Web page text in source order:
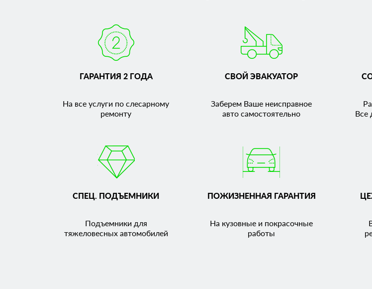
ГАРАНТИЯ 2 ГОДА
На все услуги по слесарному
ремонту
СВОЙ ЭВАКУАТОР
Заберем Ваше неисправное
авто самостоятельно
Все
СПЕЦ. ПОДЪЕМНИКИ
Подъемники для
тяжеловесных автомобилей
ПОЖИЗНЕННАЯ ГАРАНТИЯ
На кузовные и покрасочные
работы